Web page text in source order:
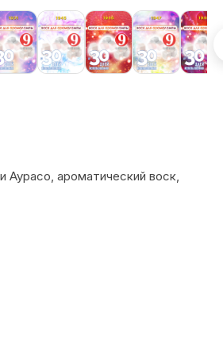
Аурасо, ароматический воск,